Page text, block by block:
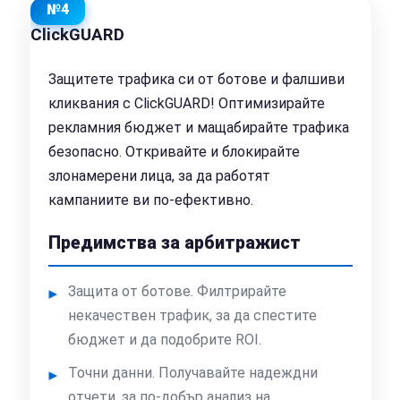
№4
ClickGUARD
Защитете трафика си от ботове и фалшиви
кликвания с ClickGUARD! Оптимизирайте
рекламния бюджет и мащабирайте трафика
безопасно. Откривайте и блокирайте
злонамерени лица, за да работят
кампаниите ви по-ефективно.
Предимства за арбитражист
Защита от ботове. Филтрирайте
некачествен трафик, за да спестите
бюджет и да подобрите ROI.
Точни данни. Получавайте надеждни